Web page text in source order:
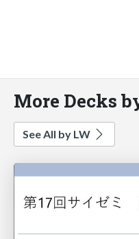
More Decks
See All by LW